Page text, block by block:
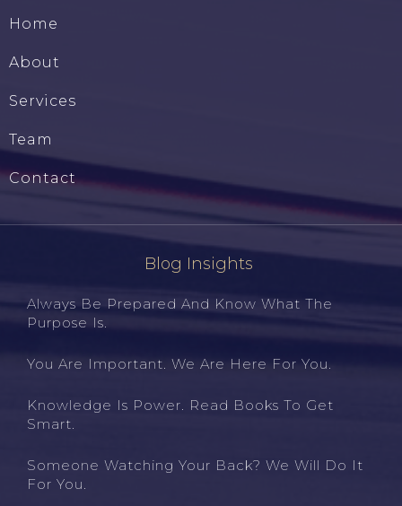
Home
About
Services
Team
Contact
Blog Insights
Always Be Prepared And Know What The
Purpose Is.
You Are Important. We Are Here For You.
Knowledge Is Power. Read Books To Get
Smart.
Someone Watching Your Back? We Will Do It
For You.